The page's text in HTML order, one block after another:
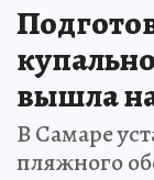
вышла
В Самаре
пляжного